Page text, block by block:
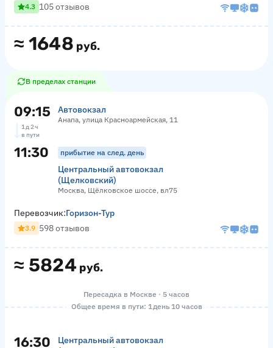
≈ 1648 руб.
4.3 105 отзывов
В пределах станции
09:15 Автовокзал
Анапа, улица Красноармейская, 11
1 д 2 ч
в пути
11:30 прибытие на след. день
Центральный автовокзал
(Щелковский)
Москва, Щёлковское шоссе, вл75
≈ 5824 руб.
Перевозчик:Горизон-Тур
3.9 598 отзывов
Пересадка в Москве · 5 часов
Общее время в пути: 1 день 10 часов
16:30
Центральный автовокзал